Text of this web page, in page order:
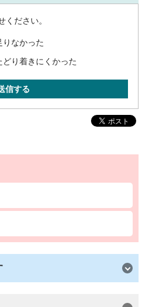
ください。
りなかった
どり着きにくかった
信する